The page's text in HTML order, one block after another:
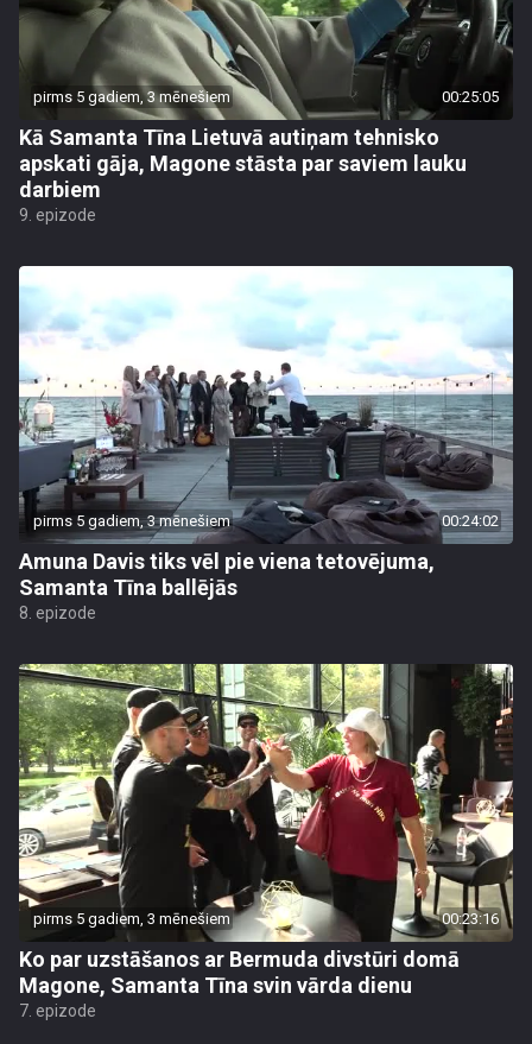
pirms 5 gadiem, 3 mēnešiem 00:25:05
Kā Samanta Tīna Lietuvā autiņam tehnisko
apskati gāja, Magone stāsta par saviem lauku
darbiem
9. epizode
pirms 5 gadiem, 3 mēnešiem 00:24:02
Amuna Davis tiks vēl pie viena tetovējuma,
Samanta Tīna ballējās
8. epizode
pirms 5 gadiem, 3 mēnešiem 00:23:16
Ko par uzstāšanos ar Bermuda divstūri domā
Magone, Samanta Tīna svin vārda dienu
7. epizode